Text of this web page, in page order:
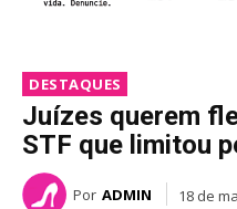
DESTAQUES
Juízes querem
STF que limitou
Por ADMIN 18 de